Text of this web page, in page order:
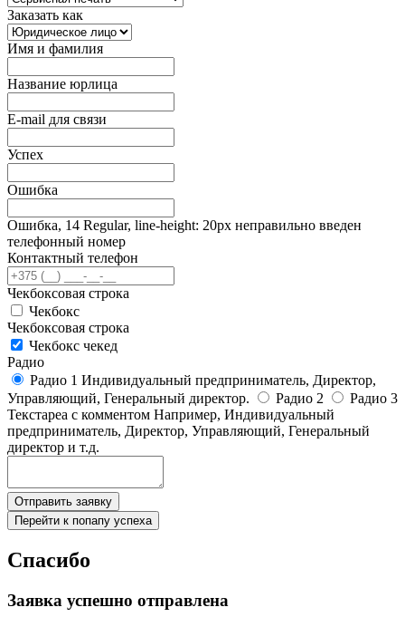
Заказать как
Имя и фамилия
Название юрлица
E-mail для связи
Успех
Ошибка
Ошибка, 14 Regular, line-height: 20px неправильно введен
телефонный номер
Контактный телефон
Чекбоксовая строка
Чекбокс
Чекбоксовая строка
Чекбокс чекед
Радио
Радио 1 Индивидуальный предприниматель, Директор,
Управляющий, Генеральный директор.
Радио 2
Радио 3
Текстареа с комментом Например, Индивидуальный
предприниматель, Директор, Управляющий, Генеральный
директор и т.д.
Отправить заявку
Перейти к попапу успеха
Спасибо
Заявка успешно отправлена